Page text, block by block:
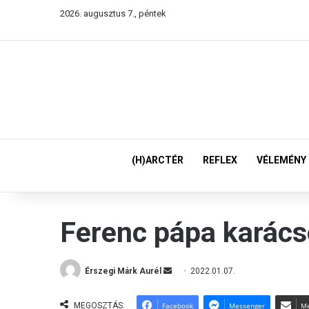
2026. augusztus 7., péntek
(H)ARCTÉR REFLEX VÉLEMÉNY
Ferenc pápa
Érszegi Márk Aurél
n
2022.01.07.
MEGOSZTÁS: Facebook Messenger